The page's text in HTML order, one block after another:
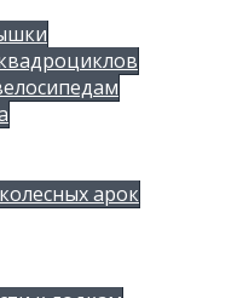
арок